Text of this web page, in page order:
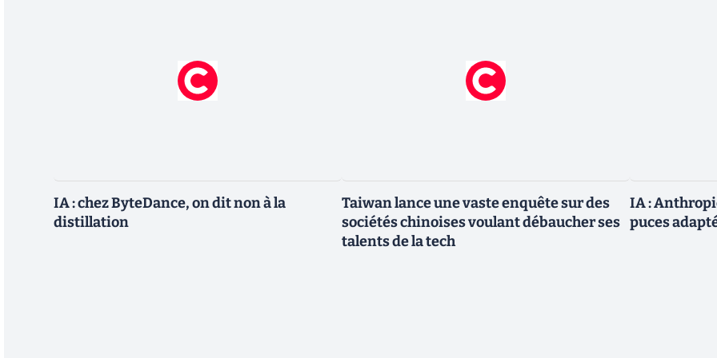
IA : chez ByteDance, on dit non à la
distillation
Taiwan lance une vaste enquête sur des
sociétés chinoises voulant débaucher ses
talents de la tech
IA :
puces